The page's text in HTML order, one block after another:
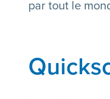
par tout le